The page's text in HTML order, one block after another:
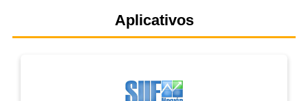
Aplicativos